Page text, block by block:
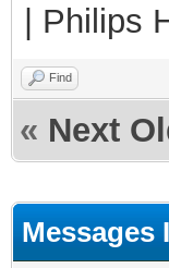
| Philips
Find
« Next
Messages